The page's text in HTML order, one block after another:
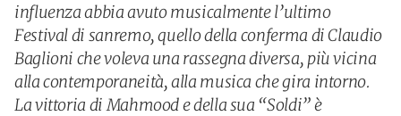
influenza abbia avuto musicalmente l’ultimo
Festival di sanremo, quello della conferma di Claudio
Baglioni che voleva una rassegna diversa, più vicina
alla contemporaneità, alla musica che gira intorno.
La vittoria di Mahmood e della sua “Soldi” è